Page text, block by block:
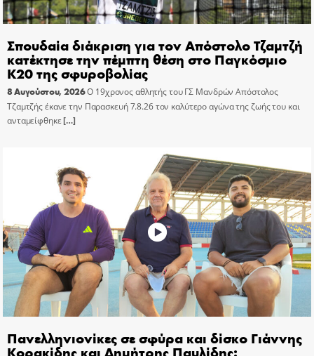
Σπουδαία διάκριση για τον Απόστολο Τζαμτζή
κατέκτησε την πέμπτη θέση στο Παγκόσμιο
Κ20 της σφυροβολίας
8 Αυγούστου, 2026Ο 19χρονος αθλητής του ΓΣ Μανδρών Απόστολος
Τζαμτζής έκανε την Παρασκευή 7.8.26 τον καλύτερο αγώνα της ζωής του και
ανταμείφθηκε[…]
Πανελληνιονίκες σε σφύρα και δίσκο Γιάννης
Κορακίδης και Δημήτρης Παυλίδης: